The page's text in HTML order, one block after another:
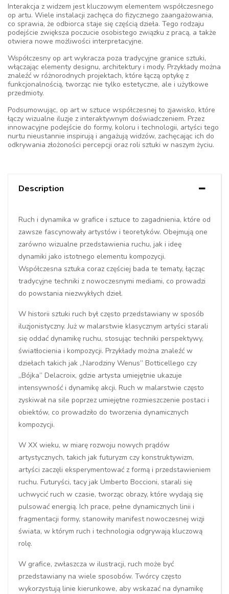
Interakcja z widzem jest kluczowym elementem współczesnego
op artu. Wiele instalacji zachęca do fizycznego zaangażowania,
co sprawia, że odbiorca staje się częścią dzieła. Tego rodzaju
podejście zwiększa poczucie osobistego związku z pracą, a także
otwiera nowe możliwości interpretacyjne.
Współczesny op art wykracza poza tradycyjne granice sztuki,
włączając elementy designu, architektury i mody. Przykłady można
znaleźć w różnorodnych projektach, które łączą optykę z
funkcjonalnością, tworząc nie tylko estetyczne, ale i użytkowe
przedmioty.
Podsumowując, op art w sztuce współczesnej to zjawisko, które
łączy wizualne iluzje z interaktywnym doświadczeniem. Przez
innowacyjne podejście do formy, koloru i technologii, artyści tego
nurtu nieustannie inspirują i angażują widzów, zachęcając ich do
odkrywania złożoności percepcji oraz roli sztuki w naszym życiu.
Description
Ruch i dynamika w grafice i sztuce to zagadnienia, które od
zawsze fascynowały artystów i teoretyków. Obejmują one
zarówno wizualne przedstawienia ruchu, jak i ideę
dynamiki jako istotnego elementu kompozycji.
Współczesna sztuka coraz częściej bada te tematy, łącząc
tradycyjne techniki z nowoczesnymi mediami, co prowadzi
do powstania niezwykłych dzieł.
W historii sztuki ruch był często przedstawiany w sposób
iluzjonistyczny. Już w malarstwie klasycznym artyści starali
się oddać dynamikę ruchu, stosując techniki perspektywy,
światłocienia i kompozycji. Przykłady można znaleźć w
dziełach takich jak „Narodziny Wenus” Botticellego czy
„Bójka” Delacroix, gdzie artysta umiejętnie ukazuje
intensywność i dynamikę akcji. Ruch w malarstwie często
zyskiwał na sile poprzez umiejętne rozmieszczenie postaci i
obiektów, co prowadziło do tworzenia dynamicznych
kompozycji.
W XX wieku, w miarę rozwoju nowych prądów
artystycznych, takich jak futuryzm czy konstruktywizm,
artyści zaczęli eksperymentować z formą i przedstawieniem
ruchu. Futuryści, tacy jak Umberto Boccioni, starali się
uchwycić ruch w czasie, tworząc obrazy, które wydają się
pulsować energią. Ich prace, pełne dynamicznych linii i
fragmentacji formy, stanowiły manifest nowoczesnej wizji
świata, w którym ruch i technologia odgrywają kluczową
rolę.
W grafice, zwłaszcza w ilustracji, ruch może być
przedstawiany na wiele sposobów. Twórcy często
wykorzystują linie kierunkowe, aby wskazać na dynamikę